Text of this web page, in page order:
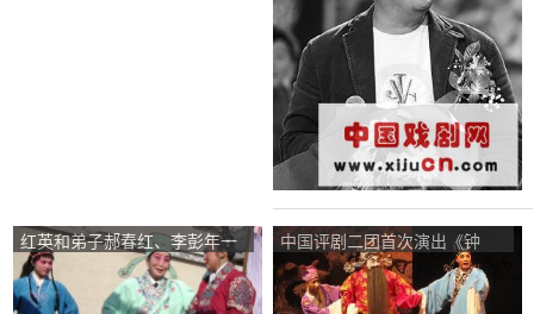
红英和弟子郝春红、李彭年一
起表演了著名的红牌戏《雨荷
桥》
中国评剧二团首次演出《钟
馗》